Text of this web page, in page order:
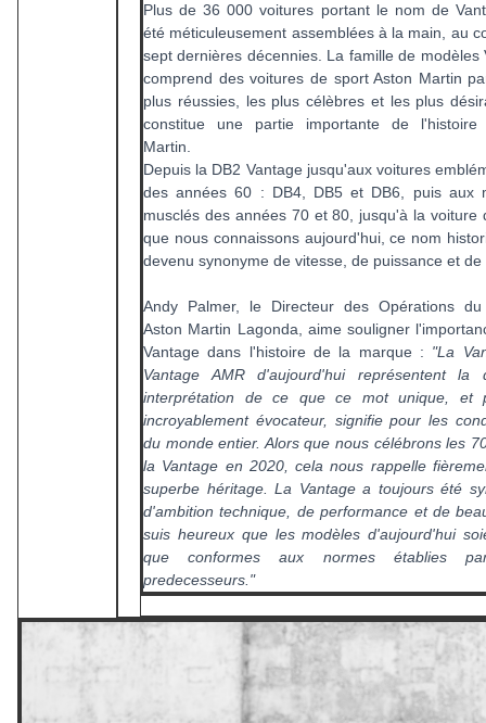
Plus de 36 000 voitures portant le nom de
été méticuleusement assemblées à la main, au
sept dernières décennies. La famille de modèles
comprend des voitures de sport Aston Martin
plus réussies, les plus célèbres et les plus
constitue une partie importante de l'histoire
Martin.
Depuis la DB2 Vantage jusqu'aux voitures
des années 60 : DB4, DB5 et DB6, puis aux
musclés des années 70 et 80, jusqu'à la voiture
que nous connaissons aujourd'hui, ce nom
devenu synonyme de vitesse, de puissance et de
Andy Palmer, le Directeur des Opérations
Aston Martin Lagonda, aime souligner
Vantage dans l'histoire de la marque : "La
Vantage AMR d'aujourd'hui représentent la
interprétation de ce que ce mot unique, et
incroyablement évocateur, signifie pour les
du monde entier. Alors que nous célébrons les
la Vantage en 2020, cela nous rappelle
superbe héritage. La Vantage a toujours été
d'ambition technique, de performance et de
suis heureux que les modèles d'aujourd'hui
que conformes aux normes établies
predecesseurs."